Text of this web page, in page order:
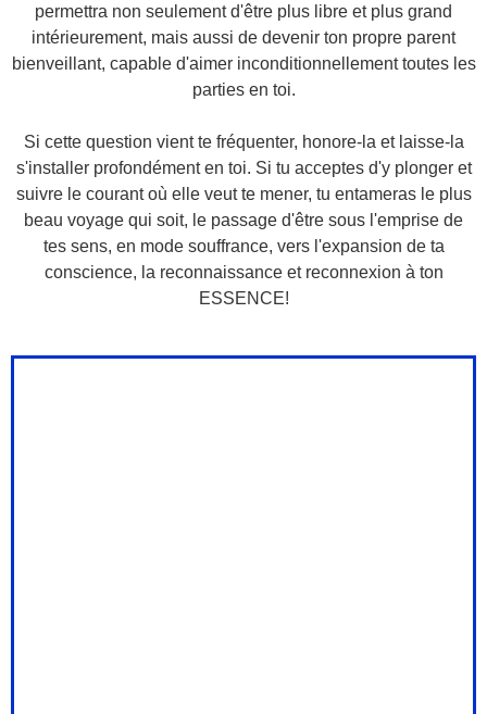
permettra non seulement d'être plus libre et plus grand
intérieurement, mais aussi de devenir ton propre parent
bienveillant, capable d'aimer inconditionnellement toutes les
parties en toi.
Si cette question vient te fréquenter, honore-la et laisse-la
s'installer profondément en toi. Si tu acceptes d'y plonger et
suivre le courant où elle veut te mener, tu entameras le plus
beau voyage qui soit, le passage d'être sous l'emprise de
tes sens, en mode souffrance, vers l'expansion de ta
conscience, la reconnaissance et reconnexion à ton
ESSENCE!